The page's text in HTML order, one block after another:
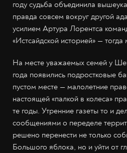
году судьба объединила
правда совсем вокруг другой
усилием Артура Лорентса
«Истсайдской историей» —
На месте уважаемых семей у
года появились подростковые
пустом месте — малолетние
настоящей «палкой в колеса»
те годы. Утренние газеты то и
сообщениями о переделе
решено перенести не только
Большого яблока, но и уйти от